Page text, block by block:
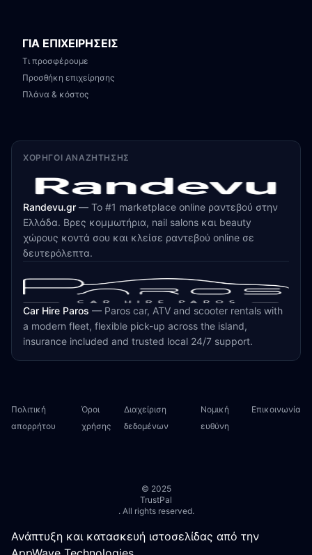
ΓΙΑ ΕΠΙΧΕΙΡΗΣΕΙΣ
Τι προσφέρουμε
Προσθήκη επιχείρησης
Πλάνα & κόστος
ΧΟΡΗΓΟΊ ΑΝΑΖΉΤΗΣΗΣ
Randevu.gr — Το #1 marketplace online ραντεβού στην
Ελλάδα. Βρες κομμωτήρια, nail salons και beauty
χώρους κοντά σου και κλείσε ραντεβού online σε
δευτερόλεπτα.
Car Hire Paros — Paros car, ATV and scooter rentals with
a modern fleet, flexible pick-up across the island,
insurance included and trusted local 24/7 support.
Πολιτική
απορρήτου
Όροι
χρήσης
Διαχείριση
δεδομένων
Νομική
ευθύνη
Επικοινωνία
© 2025
TrustPal
. All rights reserved.
Ανάπτυξη και κατασκευή ιστοσελίδας από την